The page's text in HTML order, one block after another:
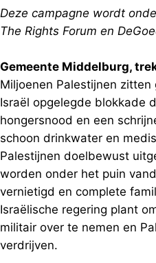
Deze campagne wordt
The Rights Forum en
Gemeente Middelburg,
Miljoenen Palestijnen
Israël opgelegde blokkade
hongersnood en een
schoon drinkwater en
Palestijnen doelbewust
worden onder het puin
vernietigd en complete
Israëlische regering plant
militair over te nemen en
verdrijven.